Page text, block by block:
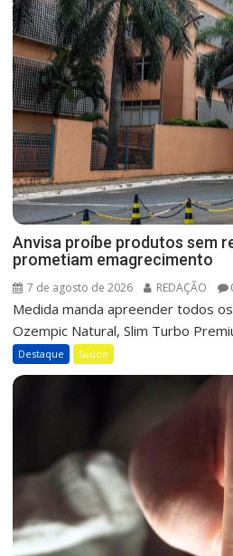
Anvisa proíbe produtos sem
prometiam emagrecimento
7 de agosto de 2026 REDAÇÃO
Medida manda apreender todos
Ozempic Natural, Slim Turbo
Destaque Saúde